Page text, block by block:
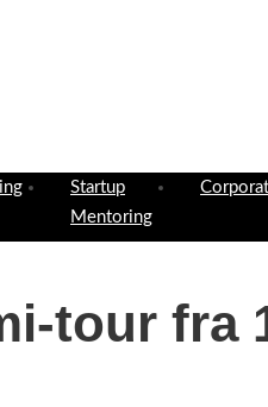
Startup
Mentoring
tour fra